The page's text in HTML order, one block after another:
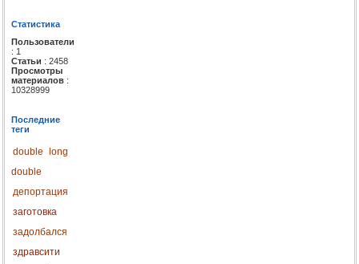
Статистика
Пользователи
: 1
Статьи : 2458
Просмотры
материалов :
10328999
Последние
теги
double
long
double
депортация
заготовка
задолбался
здравсити